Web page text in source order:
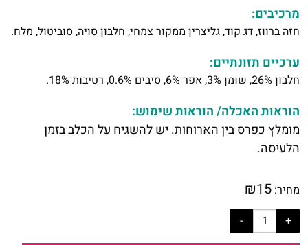
מרכיבים:
חזה ברווז, דג קוד, גליצרין ממקור צמחי, חלבון סויה, סוביטול, מלח.
ערכיים תזונתיים:
חלבון 26%, שומן 3%, אפר 6%, סיבים 0.6%, רטיבות 18%.
הוראות האכלה/ הוראות שימוש:
מומלץ כפרס בין הארוחות. יש להשגיח על הכלב בזמן
הלעיסה.
מחיר: ₪15